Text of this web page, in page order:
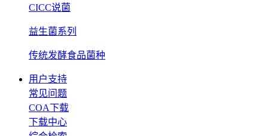
CICC说菌
益生菌系列
传统发酵食品菌种
用户支持
常见问题
COA下载
下载中心